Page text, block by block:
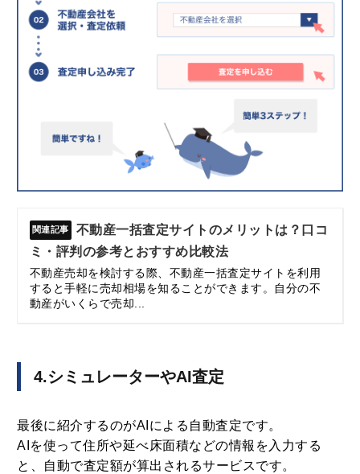
不動産一括査定サイトのメリットは？口コ
ミ・評判の参考とおすすめ比較法
不動産売却を検討する際、不動産一括査定サイトを利用
すると手軽に売却相場を知ることができます。自分の不
動産がいくらで売却...
4.シミュレーターやAI査定
最後に紹介するのがAIによる自動査定です。
AIを使って住所や延べ床面積などの情報を入力する
と、自動で査定額が算出されるサービスです。